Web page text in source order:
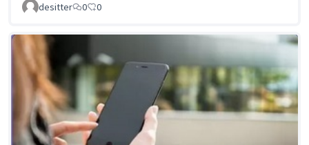
desitter
0 0